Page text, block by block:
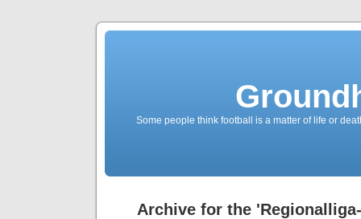
Some people think football is a matter of life or
Archive for the